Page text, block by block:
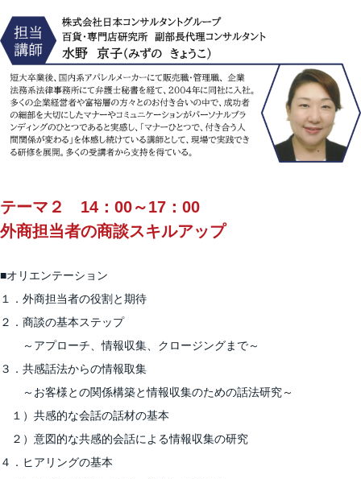
テーマ２ 14：00～17：00
外商担当者の商談スキルアップ
■オリエンテーション
１．外商担当者の役割と期待
２．商談の基本ステップ
～アプローチ、情報収集、クロージングまで～
３．共感話法からの情報取集
～お客様との関係構築と情報収集のための話法研究～
１）共感的な会話の話材の基本
２）意図的な共感的会話による情報収集の研究
４．ヒアリングの基本